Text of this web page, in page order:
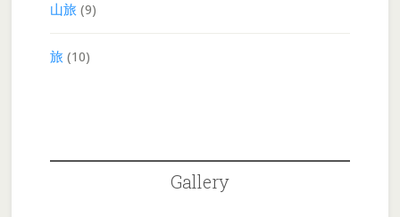
山旅 (9)
旅 (10)
Gallery